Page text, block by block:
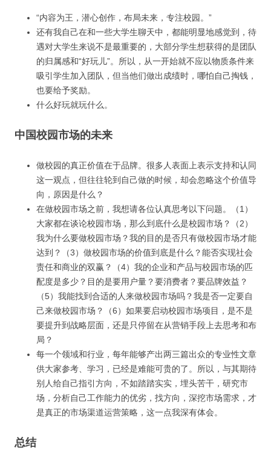
“内容为王，潜心创作，布局未来，专注校园。”
还有我自己在和一些大学生聊天中，都能明显地感觉到，待
遇对大学生来说不是最重要的，大部分学生想获得的是团队
的归属感和“好玩儿”。所以，从一开始就不应以物质条件来
吸引学生加入团队，但当他们做出成绩时，哪怕自己掏钱，
也要给予奖励。
什么好玩就玩什么。
中国校园市场的未来
做校园的真正价值在于品牌。很多人表面上表示支持和认同
这一观点，但往往轮到自己做的时候，却会忽略这个价值导
向，原因是什么？
在做校园市场之前，我想请各位认真思考以下问题。（1）
大家都在谈论校园市场，那么到底什么是校园市场？（2）
我为什么要做校园市场？我的目的是否只有做校园市场才能
达到？（3）做校园市场的价值到底是什么？能否实现社会
责任和商业的双赢？（4）我的企业和产品与校园市场的匹
配度是多少？目的是要用户量？要消费者？要品牌效益？
（5）我能找到合适的人来做校园市场吗？我是否一定要自
己来做校园市场？（6）如果要启动校园市场项目，是不是
要提升到战略层面，还是只停留在从营销手段上去思考和布
局？
每一个领域和行业，每年能够产出两三篇出众的专业性文章
供大家参考、学习，已经是难能可贵的了。所以，与其期待
别人给自己指引方向，不如踏踏实实，埋头苦干，研究市
场，分析自己工作能力的优劣，找方向，深挖市场需求，才
是真正的市场渠道运营策略，这一点我深有体会。
总结